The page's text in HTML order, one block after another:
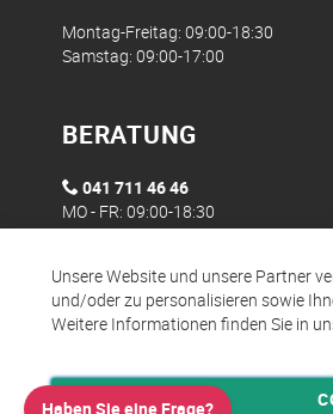
Montag-Freitag: 09:00-18:30
Samstag: 09:00-17:00
BERATUNG
041 711 46 46
MO - FR: 09:00-18:30
Haben Sie eine Frage?
Unsere Website und unsere Partner
und/oder zu personalisieren sowie
Weitere Informationen finden Sie in